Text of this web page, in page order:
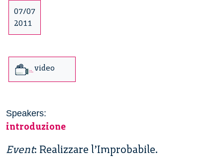
07/07
2011
video
Speakers:
introduzione
Event: Realizzare l’Improbabile.